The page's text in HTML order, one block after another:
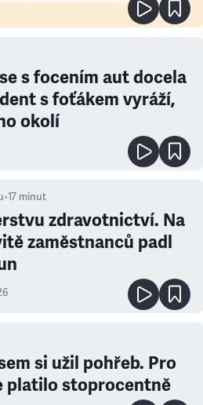
s focením aut docela
s foťákem vyráží,
okolí
•17 minut
zdravotnictví. Na
zaměstnanců padl
si užil pohřeb. Pro
platilo stoprocentně